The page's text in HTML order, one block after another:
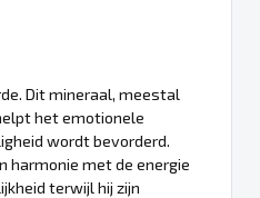
Dit mineraal, meestal
het emotionele
wordt bevorderd.
harmonie met de energie
terwijl hij zijn